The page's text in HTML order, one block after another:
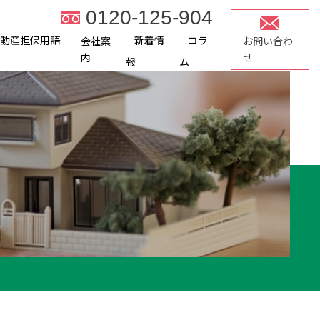
0120-125-904
産担保用語
会社案
内
新着情
報
コラ
ム
お問い合わ
せ